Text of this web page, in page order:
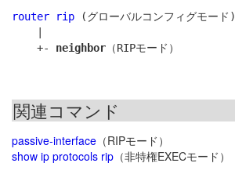
router rip (グローバルコンフィグモード)
    +-
neighbor
関連コマンド
passive-interface （RIPモード）
show ip protocols rip （非特権EXECモード）